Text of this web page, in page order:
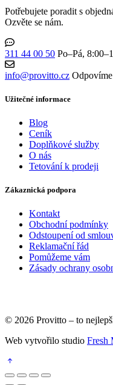
Potřebujete poradit s
Ozvěte se nám.
311 44 00 50 Po–Pá,
info@provitto.cz
Užitečné informace
Blog
Ceník
Doplňkové služby
O nás
Tetování k prodeji
Zákaznická podpora
Kontakt
Obchodní podmínky
Odstoupení od
Reklamační řád
Pomůžeme vám
Zásady ochrany
© 2026 Provitto – to
Web vytvořilo studio Fresh